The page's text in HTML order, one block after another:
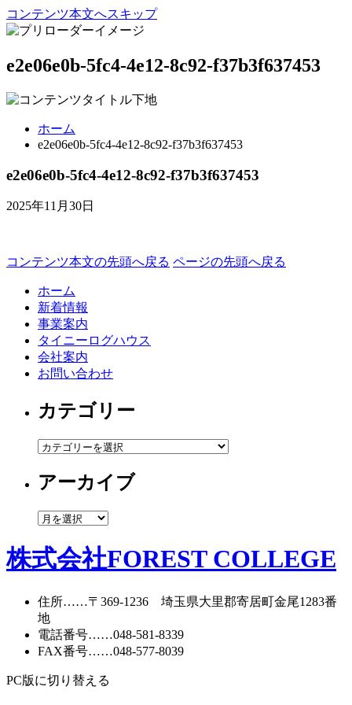
コンテンツ本文へスキップ
e2e06e0b-5fc4-4e12-8c92-f37b3f637453
ホーム
e2e06e0b-5fc4-4e12-8c92-f37b3f637453
e2e06e0b-5fc4-4e12-8c92-f37b3f637453
2025年11月30日
コンテンツ本文の先頭へ戻る ページの先頭へ戻る
ホーム
新着情報
事業案内
タイニーログハウス
会社案内
お問い合わせ
カテゴリー
カ
ゴ
ー
アーカイブ
ア
カ
イ
株式会社FOREST COLLEGE
住所……〒369-1236 埼玉県大里郡寄居町金尾1283番
地
電話番号……048-581-8339
FAX番号……048-577-8039
PC版に切り替える